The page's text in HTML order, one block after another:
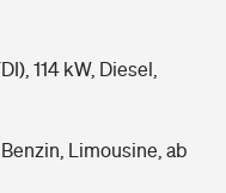
114 kW, Diesel,
Limousine, ab